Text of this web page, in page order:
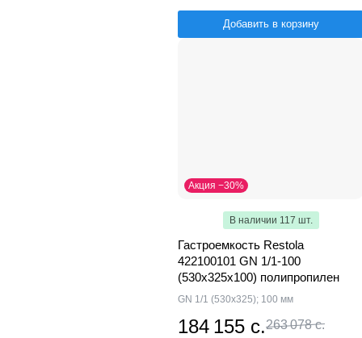
Добавить в корзину
Акция −30%
В наличии 117 шт.
Гастроемкость Restola
422100101 GN 1/1-100
(530х325х100) полипропилен
GN 1/1 (530х325); 100 мм
184 155 с.263 078 с.